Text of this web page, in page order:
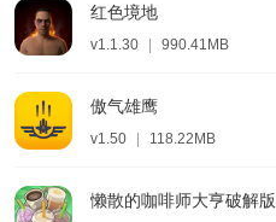
红色境地
v1.1.30 | 990.41MB
傲气雄鹰
v1.50 | 118.22MB
懒散的咖啡师大亨破解版